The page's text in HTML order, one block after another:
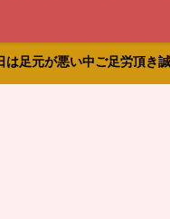
足元が悪い中ご足労頂き